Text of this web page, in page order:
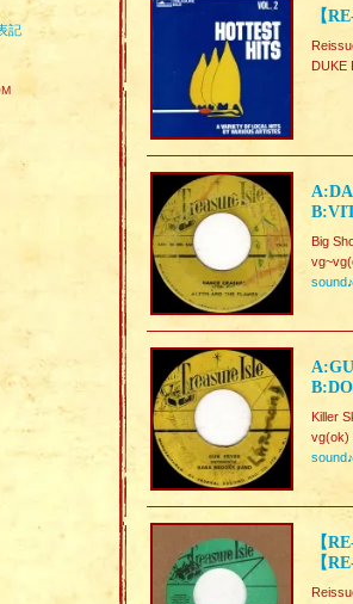
記
【
DUKE
Big
sound♪
Killer
vg(ok)
sound♪
【
【